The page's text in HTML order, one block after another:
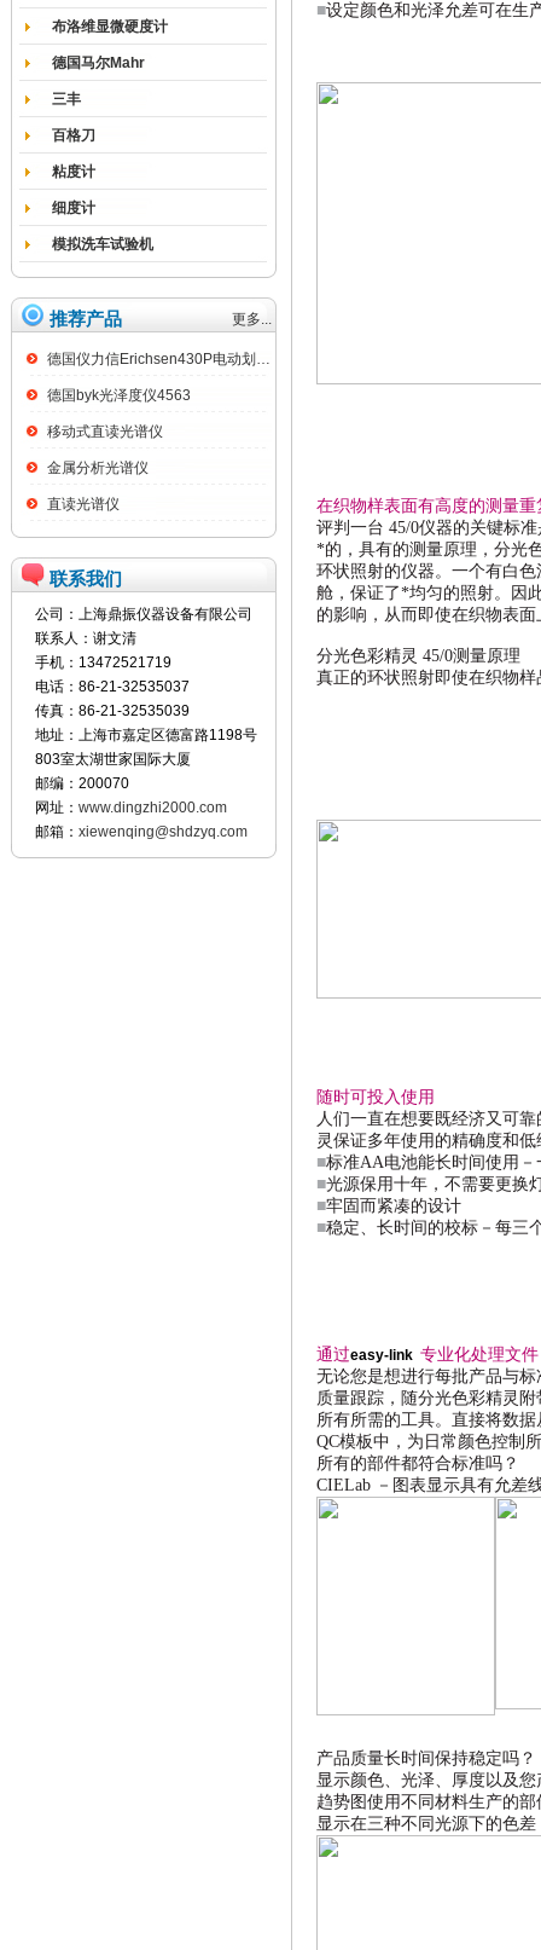
布洛维显微硬度计
德国马尔Mahr
三丰
百格刀
粘度计
细度计
模拟洗车试验机
推荐产品 更多...
德国仪力信Erichsen430P电动划格试验仪
德国byk光泽度仪4563
移动式直读光谱仪
金属分析光谱仪
直读光谱仪
联系我们
公司：上海鼎振仪器设备有限公司
联系人：谢文清
手机：13472521719
电话：86-21-32535037
传真：86-21-32535039
地址：上海市嘉定区德富路1198号
803室太湖世家国际大厦
邮编：200070
网址： www.dingzhi2000.com
邮箱： xiewenqing@shdzyq.com
■设定颜色和光泽允差可在
在织物样表面有高度的测量重
评判一台 45/0仪器的关键标
*的，具有的测量原理，分
环状照射的仪器。一个有白
舱，保证了*均匀的照射。因
的影响，从而即使在织物表
分光色彩精灵 45/0测量原理
真正的环状照射即使在织物
随时可投入使用
人们一直在想要既经济又可
灵保证多年使用的精确度和低
■标准AA电池能长时间使用
■光源保用十年，不需要更换
■牢固而紧凑的设计
■稳定、长时间的校标－每三
通过easy-link 专业化处理文件
无论您是想进行每批产品与
质量跟踪，随分光色彩精灵
所有所需的工具。直接将数
QC模板中，为日常颜色控制
所有的部件都符合标准吗？
CIELab－图表显示具有允差
产品质量长时间保持稳定吗？
显示颜色、光泽、厚度以及
趋势图使用不同材料生产的
显示在三种不同光源下的色